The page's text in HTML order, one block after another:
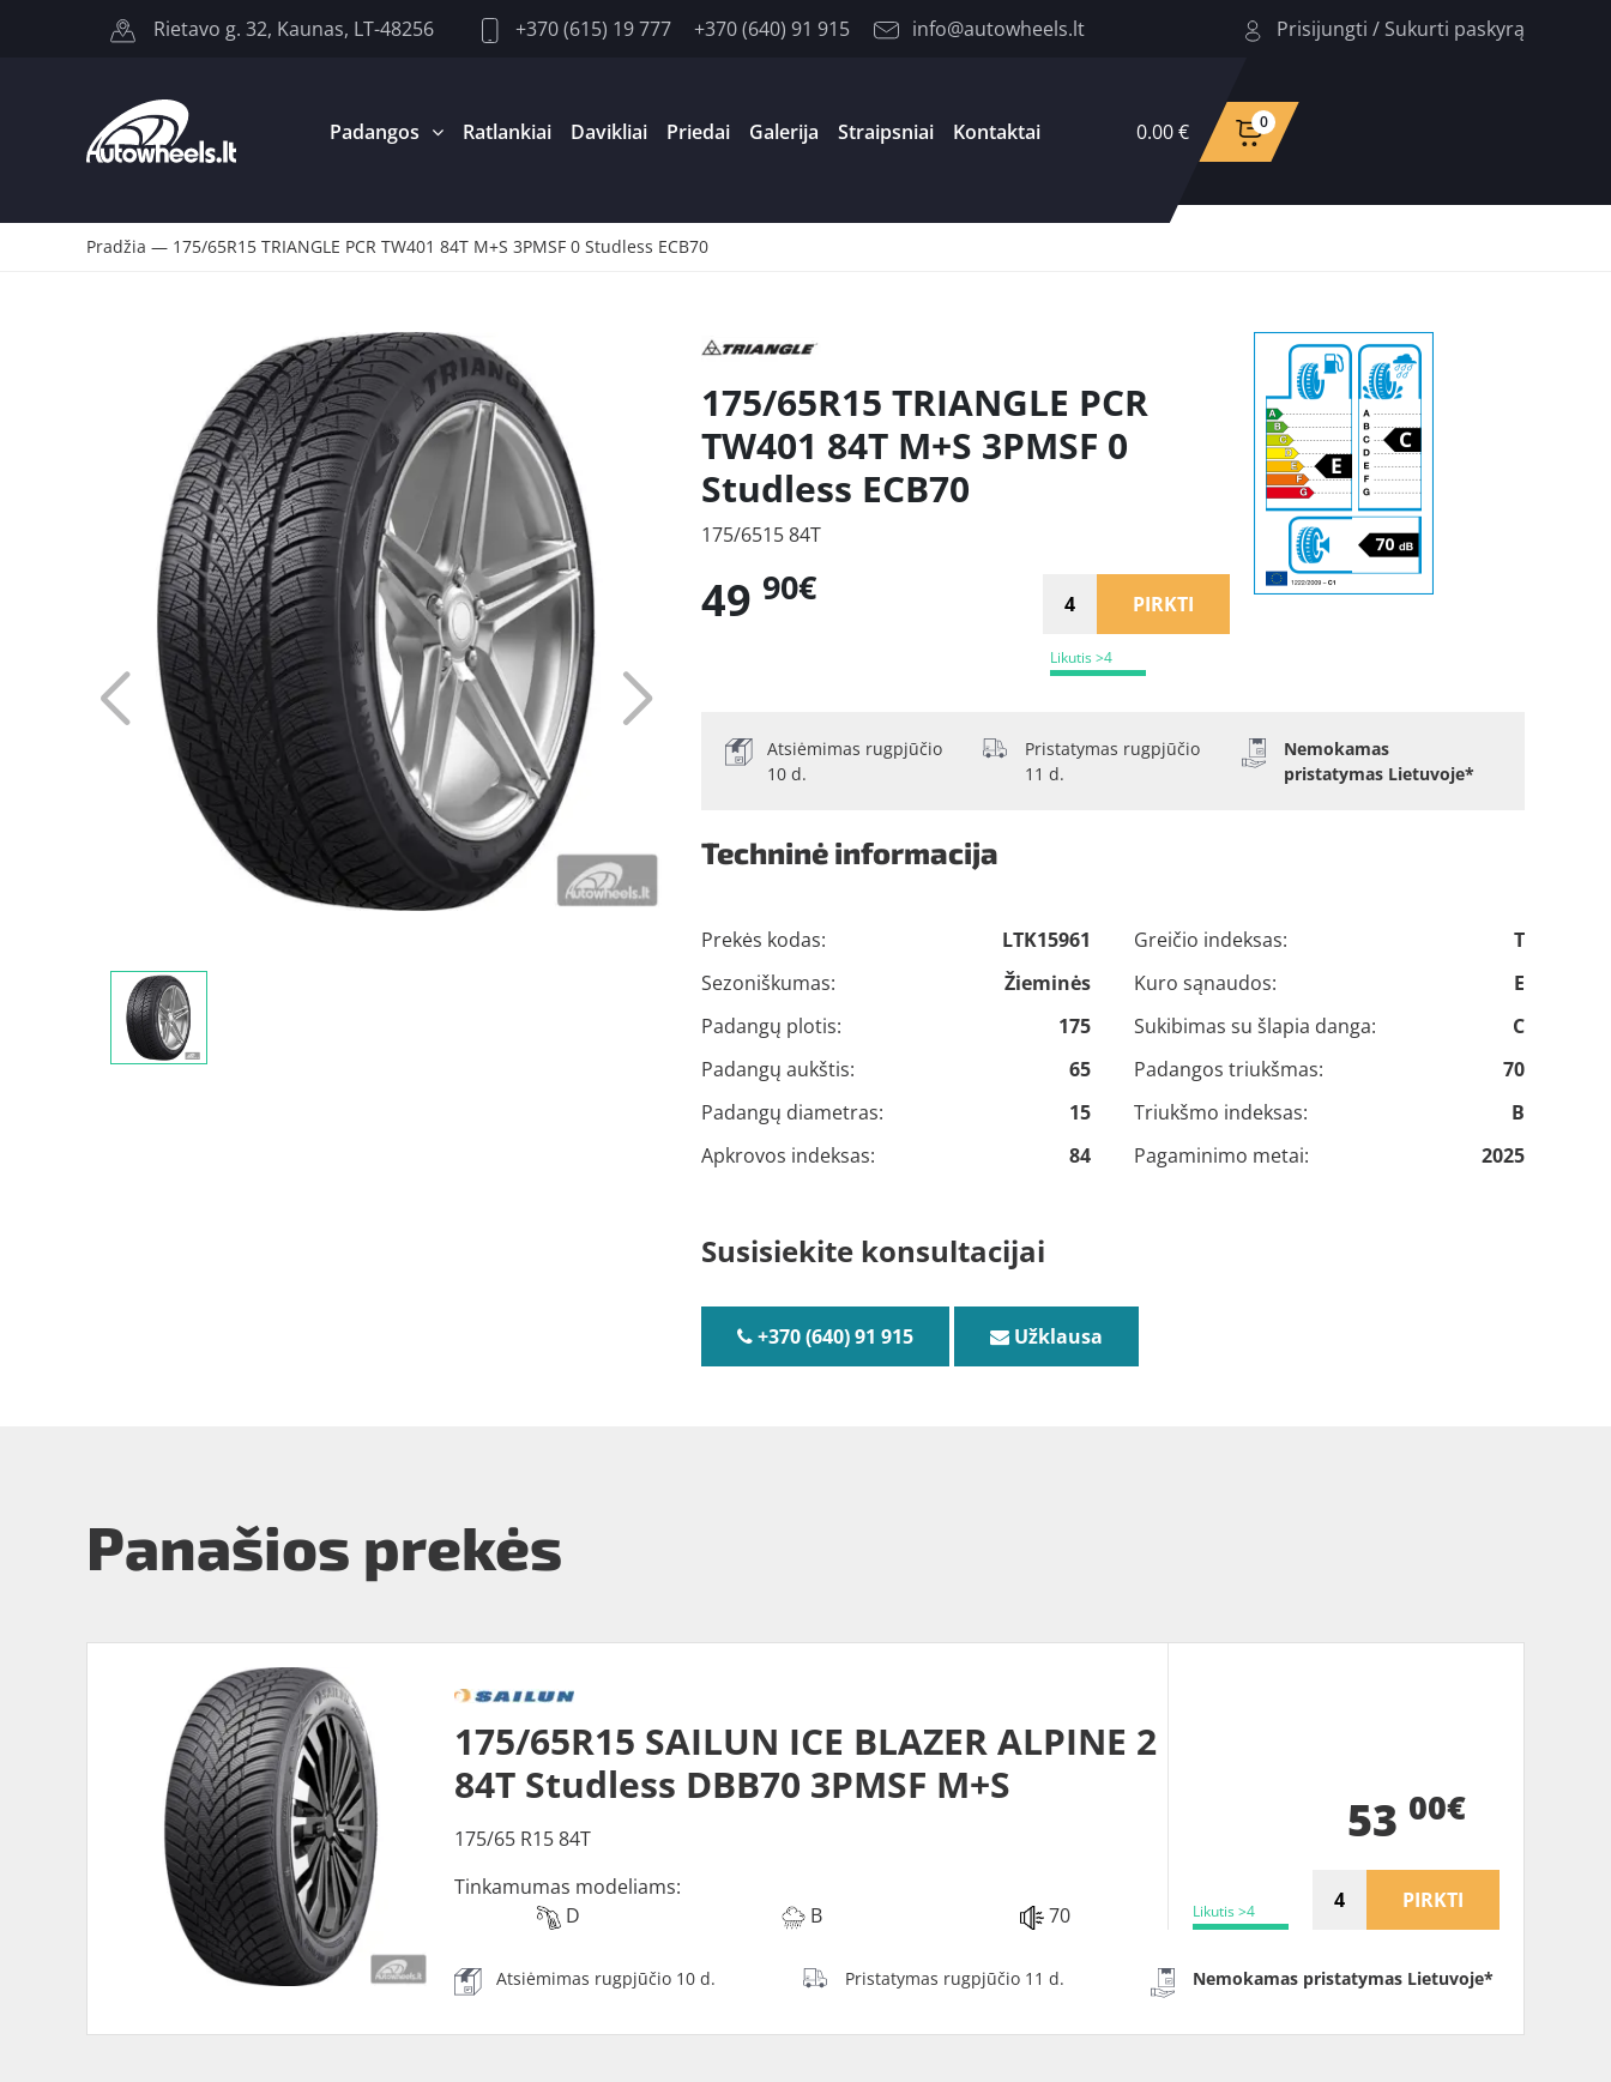
Rietavo g. 32, Kaunas, LT-48256 +370 (615) 19 777 +370 (640) 91 915 info@autowheels.lt Prisijungti / Sukurti paskyrą
Padangos Ratlankiai Davikliai Priedai Galerija Straipsniai Kontaktai 0.00 € 0
Pradžia — 175/65R15 TRIANGLE PCR TW401 84T M+S 3PMSF 0 Studless ECB70
175/65R15 TRIANGLE PCR
TW401 84T M+S 3PMSF 0
Studless ECB70
175/6515 84T
Likutis >4
49 90€ PIRKTI
Atsiėmimas rugpjūčio
10 d.
Pristatymas rugpjūčio
11 d.
Nemokamas
pristatymas Lietuvoje*
Techninė informacija
Prekės kodas:
LTK15961
Sezoniškumas:
Žieminės
Padangų plotis:
175
Padangų aukštis:
65
Padangų diametras:
15
Apkrovos indeksas:
84
Greičio indeksas:
T
Kuro sąnaudos:
E
Sukibimas su šlapia danga:
C
Padangos triukšmas:
70
Triukšmo indeksas:
B
Pagaminimo metai:
2025
Susisiekite konsultacijai
+370 (640) 91 915 Užklausa
Panašios prekės
175/65R15 SAILUN ICE BLAZER ALPINE 2
84T Studless DBB70 3PMSF M+S
175/65 R15 84T
Tinkamumas modeliams:
D
B 70 Likutis >4
53 00€
PIRKTI
Atsiėmimas rugpjūčio 10 d. Pristatymas rugpjūčio 11 d. Nemokamas pristatymas Lietuvoje*